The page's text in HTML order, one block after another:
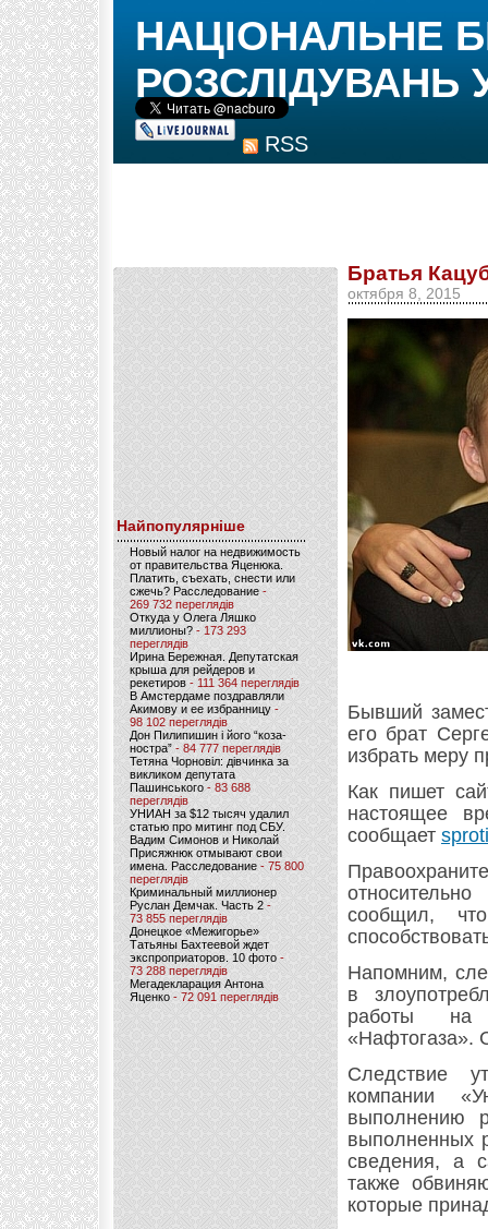
RSS
НАЦІОНАЛЬНЕ
РОЗСЛІДУВАНЬ
Найпопулярніше
Новый налог на недвижимость
от правительства Яценюка.
Платить, съехать, снести или
сжечь? Расследование-
269 732 переглядів
Откуда у Олега Ляшко
миллионы? - 173 293
переглядів
Ирина Бережная. Депутатская
крыша для рейдеров и
рекетиров - 111 364 переглядів
В Амстердаме поздравляли
Акимову и ее избранницу -
98 102 переглядів
Дон Пилипишин і його “коза-
ностра” - 84 777 переглядів
Тетяна Чорновіл: дівчинка за
викликом депутата
Пашинського- 83 688
переглядів
УНИАН за $12 тысяч удалил
статью про митинг под СБУ.
Вадим Симонов и Николай
Присяжнюк отмывают свои
имена. Расследование - 75 800
переглядів
Криминальный миллионер
Руслан Демчак. Часть 2-
73 855 переглядів
Донецкое «Межигорье»
Татьяны Бахтеевой ждет
экспроприаторов. 10 фото -
73 288 переглядів
Мегадекларация Антона
Яценко - 72 091 переглядів
Братья
октября 8, 2015
Бывший
его брат
избрать меру
Как пишет
настоящее
сообщает
сообщил,
Напомним,
в
работы на
«Нафтогаза».
Следствие
компании
выполнению
выполненных
сведения, а
также
которые